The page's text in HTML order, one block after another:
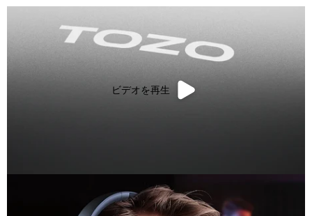
ビデオを再生